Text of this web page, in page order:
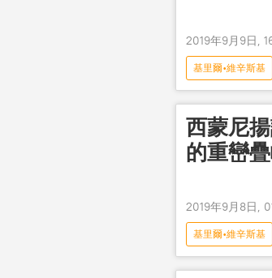
2019年9月9日,
基里爾•維辛斯基
西蒙尼
的重巒
2019年9月8日,
基里爾•維辛斯基
瑪格麗特•西蒙尼